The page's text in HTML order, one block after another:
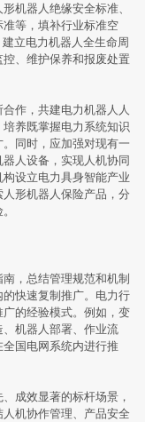
机器人绝缘安全标准、
等，填补行业标准空
立电力机器人全生命周
、维护保养和报废处置
作，共建电力机器人人
养既掌握电力系统知识
同时，应加强对现有一
人设备，实现人机协同
设立电力具身智能产业
形机器人保险产品，分
，总结管理规范和机制
快速复制推广。电力行
的经验模式。例如，变
机器人部署、作业流
国电网系统内进行推
成效显著的标杆场景，
机协作管理、产品安全